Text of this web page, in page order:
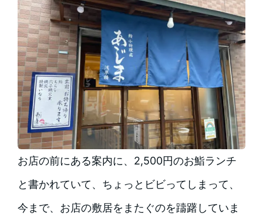
お店の前にある案内に、2,500円のお鮨ランチ
と書かれていて、ちょっとビビってしまって、
今まで、お店の敷居をまたぐのを躊躇していま